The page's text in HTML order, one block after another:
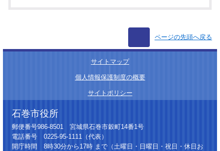
ページの先頭へ戻る
サイトマップ
個人情報保護制度の概要
サイトポリシー
石巻市役所
郵便番号986-8501 宮城県石巻市穀町14番1号
電話番号 0225-95-1111（代表）
開庁時間 8時30分から17時 まで（土曜日・日曜日・祝日・休日お